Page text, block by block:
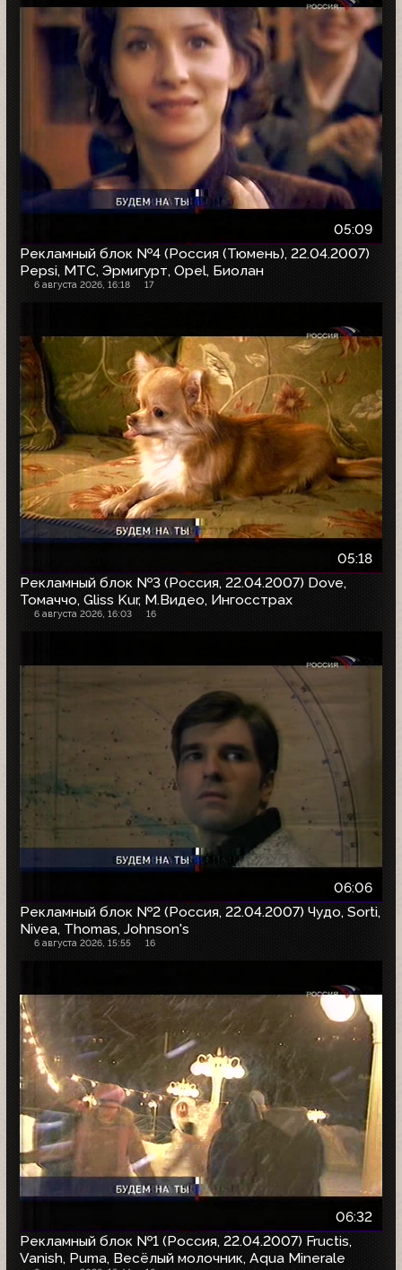
05:09
Рекламный блок №4 (Россия (Тюмень), 22.04.2007)
Pepsi, МТС, Эрмигурт, Opel, Биолан
6 августа 2026, 16:18 17
05:18
Рекламный блок №3 (Россия, 22.04.2007) Dove,
Томаччо, Gliss Kur, М.Видео, Ингосстрах
6 августа 2026, 16:03 16
06:06
Рекламный блок №2 (Россия, 22.04.2007) Чудо, Sorti,
Nivea, Thomas, Johnson's
6 августа 2026, 15:55 16
06:32
Рекламный блок №1 (Россия, 22.04.2007) Fructis,
Vanish, Puma, Весёлый молочник, Aqua Minerale